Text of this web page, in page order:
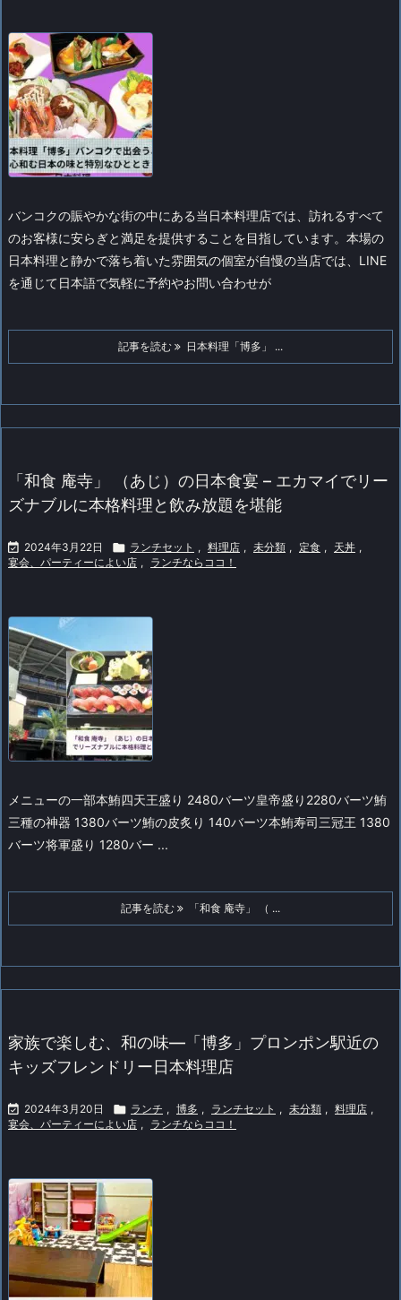
バンコクの賑やかな街の中にある当日本料理店では、訪れるすべて
のお客様に安らぎと満足を提供することを目指しています。本場の
日本料理と静かで落ち着いた雰囲気の個室が自慢の当店では、LINE
を通じて日本語で気軽に予約やお問い合わせが
記事を読む 日本料理「博多」 ...
「和食 庵寺」 （あじ）の日本食宴 – エカマイでリー
ズナブルに本格料理と飲み放題を堪能
 2024年3月22日  ランチセット , 料理店 , 未分類 , 定食 , 天丼 ,
宴会、パーティーによい店 , ランチならココ！
メニューの一部本鮪四天王盛り 2480バーツ皇帝盛り 2280バーツ鮪
三種の神器 1380バーツ鮪の皮炙り 140バーツ本鮪寿司三冠王 1380
バーツ将軍盛り 1280バー ...
記事を読む 「和食 庵寺」 （ ...
家族で楽しむ、和の味―「博多」プロンポン駅近の
キッズフレンドリー日本料理店
 2024年3月20日  ランチ , 博多 , ランチセット , 未分類 , 料理店 ,
宴会、パーティーによい店 , ランチならココ！